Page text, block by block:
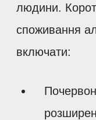
людини.
споживання
включати: